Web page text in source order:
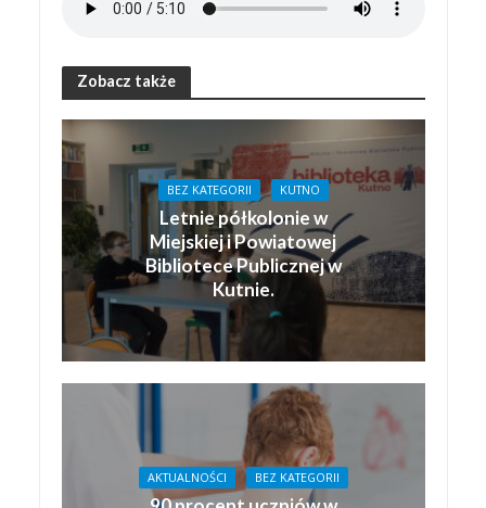
Zobacz także
BEZ KATEGORII KUTNO
Letnie półkolonie w
Miejskiej i Powiatowej
Bibliotece Publicznej w
Kutnie.
AKTUALNOŚCI BEZ KATEGORII